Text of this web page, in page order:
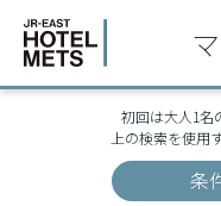
初回は大人1名
上の検索を使用
条